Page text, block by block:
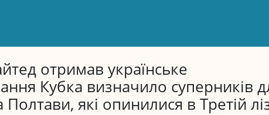
отримав українське
Кубка визначило суперників
які опинилися в Третій